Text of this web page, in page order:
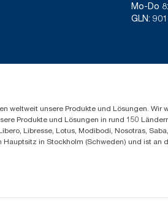
Mo-Do
GLN:
weltweit unsere Produkte und Lösungen. Wir
Produkte und Lösungen in rund 150
Libresse, Lotus, Modibodi, Nosotras,
in Stockholm (Schweden) und ist an